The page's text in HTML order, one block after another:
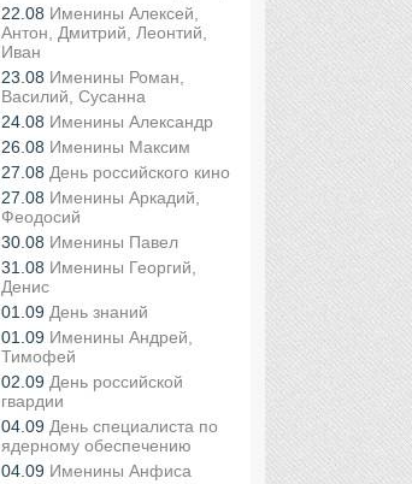
22.08 Именины Алексей,
Антон, Дмитрий, Леонтий,
Иван
23.08 Именины Роман,
Василий, Сусанна
24.08 Именины Александр
26.08 Именины Максим
27.08 День российского кино
27.08 Именины Аркадий,
Феодосий
30.08 Именины Павел
31.08 Именины Георгий,
Денис
01.09 День знаний
01.09 Именины Андрей,
Тимофей
02.09 День российской
гвардии
04.09 День специалиста по
ядерному обеспечению
04.09 Именины Анфиса